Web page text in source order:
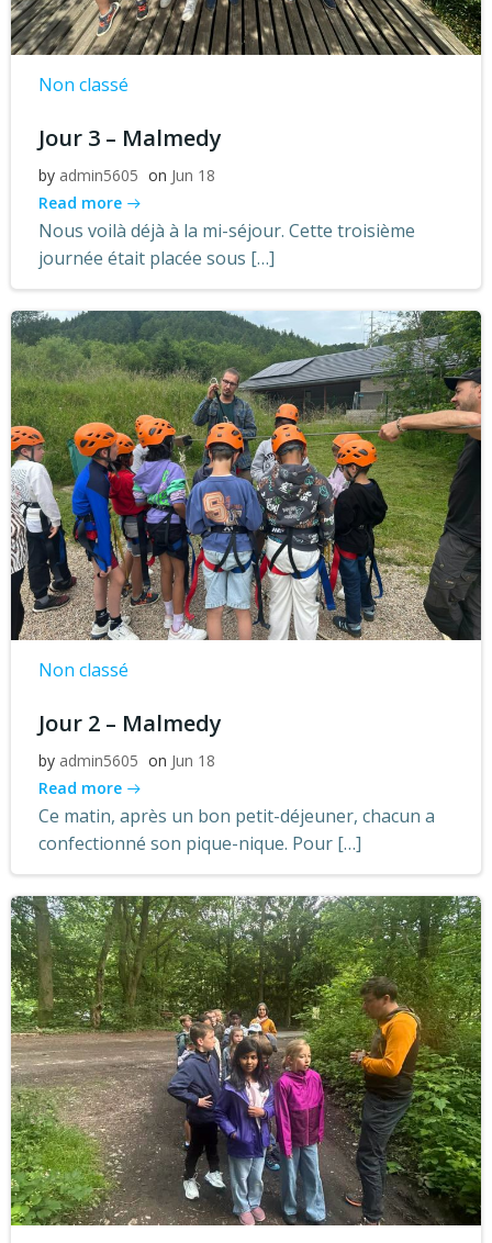
Non classé
Jour 3 – Malmedy
by admin5605 on Jun 18
Read more
Nous voilà déjà à la mi-séjour. Cette troisième
journée était placée sous […]
Non classé
Jour 2 – Malmedy
by admin5605 on Jun 18
Read more
Ce matin, après un bon petit-déjeuner, chacun a
confectionné son pique-nique. Pour […]